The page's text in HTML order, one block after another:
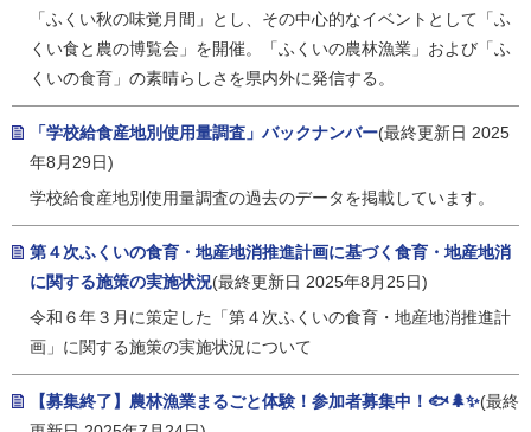
「ふくい秋の味覚月間」とし、その中心的なイベントとして「ふ
くい食と農の博覧会」を開催。「ふくいの農林漁業」および「ふ
くいの食育」の素晴らしさを県内外に発信する。
「学校給食産地別使用量調査」バックナンバー(最終更新日 2025
年8月29日)
学校給食産地別使用量調査の過去のデータを掲載しています。
第４次ふくいの食育・地産地消推進計画に基づく食育・地産地消
に関する施策の実施状況(最終更新日 2025年8月25日)
令和６年３月に策定した「第４次ふくいの食育・地産地消推進計
画」に関する施策の実施状況について
【募集終了】農林漁業まるごと体験！参加者募集中！🐟🌲✨(最終